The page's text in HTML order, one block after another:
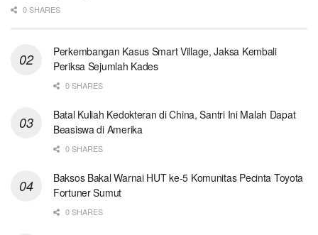
0 SHARES
Perkembangan Kasus Smart Village, Jaksa Kembali
Periksa Sejumlah Kades
0 SHARES
Batal Kuliah Kedokteran di China, Santri Ini Malah Dapat
Beasiswa di Amerika
0 SHARES
Baksos Bakal Warnai HUT ke-5 Komunitas Pecinta Toyota
Fortuner Sumut
0 SHARES